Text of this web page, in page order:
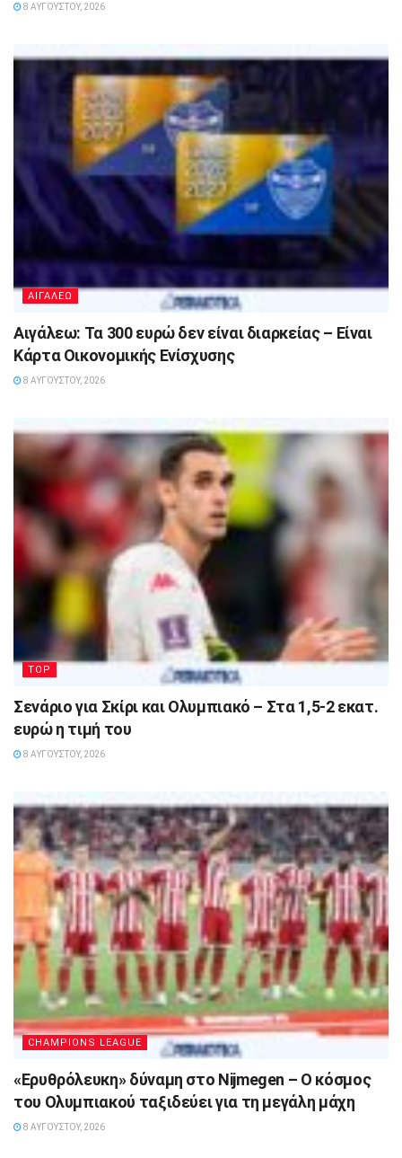
8 ΑΥΓΟΎΣΤΟΥ, 2026
ΑΙΓΑΛΕΩ
Αιγάλεω: Τα 300 ευρώ δεν είναι διαρκείας – Είναι
Κάρτα Οικονομικής Ενίσχυσης
8 ΑΥΓΟΎΣΤΟΥ, 2026
TOP
Σενάριο για Σκίρι και Ολυμπιακό – Στα 1,5-2 εκατ.
ευρώ η τιμή του
8 ΑΥΓΟΎΣΤΟΥ, 2026
CHAMPIONS LEAGUE
«Ερυθρόλευκη» δύναμη στο Nijmegen – Ο κόσμος
του Ολυμπιακού ταξιδεύει για τη μεγάλη μάχη
8 ΑΥΓΟΎΣΤΟΥ, 2026